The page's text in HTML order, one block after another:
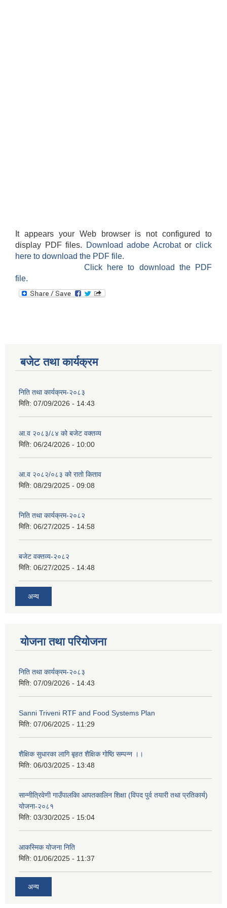
It appears your Web browser is not configured to
display PDF files.
Download adobe Acrobatorclick
here to download the PDF file.
Click here to download the PDF
file.
बजेट तथा कार्यक्रम
निति तथा कार्यक्रम-२०८३
मिति: 07/09/2026 - 14:43
आ.व २०८३/८४ को बजेट वक्तव्य
मिति: 06/24/2026 - 10:00
आ.व २०८२/०८३ को रातो किताव
मिति: 08/29/2025 - 09:08
निति तथा कार्यक्रम-२०८२
मिति: 06/27/2025 - 14:58
बजेट वक्तव्य-२०८२
मिति: 06/27/2025 - 14:48
अन्य
योजना तथा परियोजना
निति तथा कार्यक्रम-२०८३
मिति: 07/09/2026 - 14:43
Sanni Triveni RTF and Food Systems Plan
मिति: 07/06/2025 - 11:29
शैक्षिक सुधारका लागि बृहत शैक्षिक गोष्ठि सम्पन्न ।।
मिति: 06/03/2025 - 13:48
सान्नीत्रिवेणी गाउँपालकिा आपतकालिन शिक्षा (विपद पुर्व तयारी तथा प्रतिकार्य)
योजना-२०८१
मिति: 03/30/2025 - 15:04
आकस्मिक योजना निति
मिति: 01/06/2025 - 11:37
अन्य